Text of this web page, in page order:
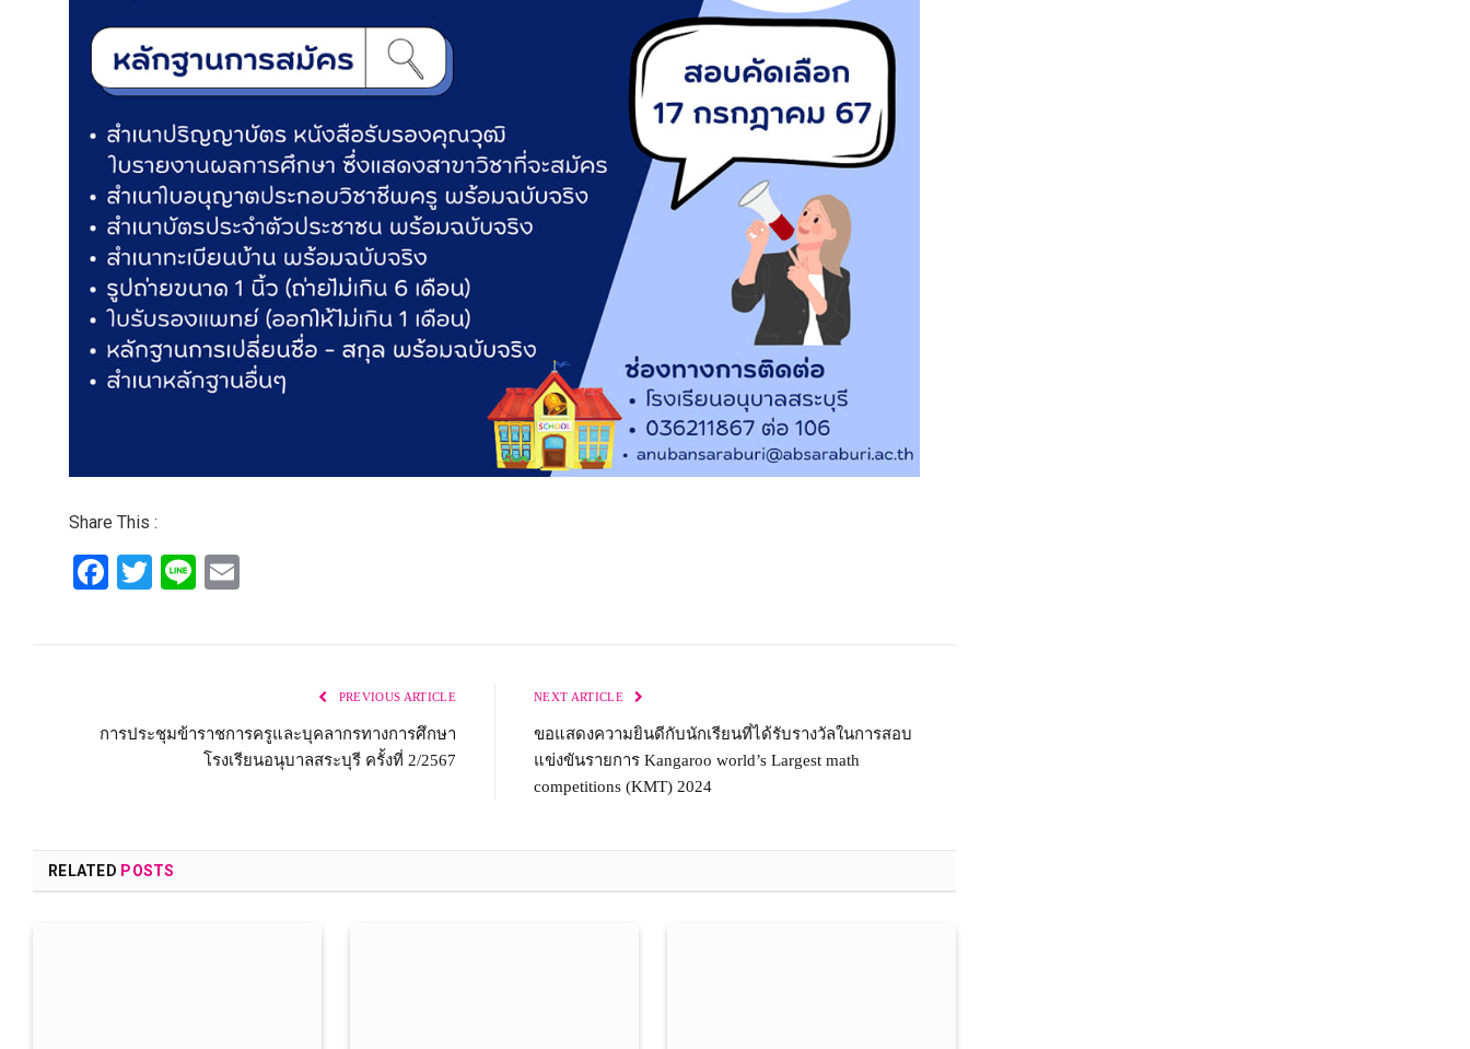
Share This :
Facebook
Twitter
Line
PREVIOUS ARTICLE
การประชุมข้าราชการครูและบุคลากรทางการศึกษา
โรงเรียนอนุบาลสระบุรี ครั้งที่ 2/2567
NEXT ARTICLE
ขอแสดงความยินดีกับนักเรียนที่ได้รับรางวัลในการสอบ
แข่งขันรายการ Kangaroo world’s Largest math
competitions (KMT) 2024
RELATED POSTS